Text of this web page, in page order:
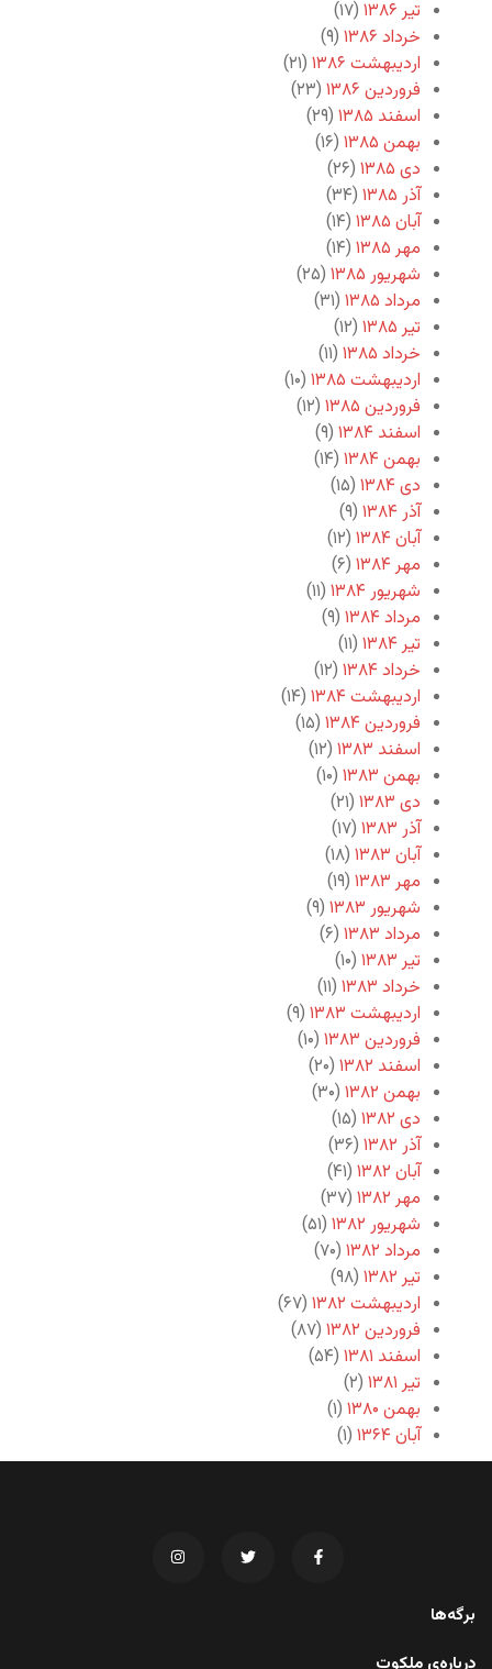
تیر ۱۳۸۶
(۱۷)
خرداد ۱۳۸۶
(۹)
اردیبهشت ۱۳۸۶
(۲۱)
فروردین ۱۳۸۶
(۲۳)
اسفند ۱۳۸۵
(۲۹)
بهمن ۱۳۸۵
(۱۶)
دی ۱۳۸۵
(۲۶)
آذر ۱۳۸۵
(۳۴)
آبان ۱۳۸۵
(۱۴)
مهر ۱۳۸۵
(۱۴)
شهریور ۱۳۸۵
(۲۵)
مرداد ۱۳۸۵
(۳۱)
تیر ۱۳۸۵
(۱۲)
خرداد ۱۳۸۵
(۱۱)
اردیبهشت ۱۳۸۵
(۱۰)
فروردین ۱۳۸۵
(۱۲)
اسفند ۱۳۸۴
(۹)
بهمن ۱۳۸۴
(۱۴)
دی ۱۳۸۴
(۱۵)
آذر ۱۳۸۴
(۹)
آبان ۱۳۸۴
(۱۲)
مهر ۱۳۸۴
(۶)
شهریور ۱۳۸۴
(۱۱)
مرداد ۱۳۸۴
(۹)
تیر ۱۳۸۴
(۱۱)
خرداد ۱۳۸۴
(۱۲)
اردیبهشت ۱۳۸۴
(۱۴)
فروردین ۱۳۸۴
(۱۵)
اسفند ۱۳۸۳
(۱۲)
بهمن ۱۳۸۳
(۱۰)
دی ۱۳۸۳
(۲۱)
آذر ۱۳۸۳
(۱۷)
آبان ۱۳۸۳
(۱۸)
مهر ۱۳۸۳
(۱۹)
شهریور ۱۳۸۳
(۹)
مرداد ۱۳۸۳
(۶)
تیر ۱۳۸۳
(۱۰)
خرداد ۱۳۸۳
(۱۱)
اردیبهشت ۱۳۸۳
(۹)
فروردین ۱۳۸۳
(۱۰)
اسفند ۱۳۸۲
(۲۰)
بهمن ۱۳۸۲
(۳۰)
دی ۱۳۸۲
(۱۵)
آذر ۱۳۸۲
(۳۶)
آبان ۱۳۸۲
(۴۱)
مهر ۱۳۸۲
(۳۷)
شهریور ۱۳۸۲
(۵۱)
مرداد ۱۳۸۲
(۷۰)
تیر ۱۳۸۲
(۹۸)
اردیبهشت ۱۳۸۲
(۶۷)
فروردین ۱۳۸۲
(۸۷)
اسفند ۱۳۸۱
(۵۴)
تیر ۱۳۸۱
(۲)
بهمن ۱۳۸۰
(۱)
آبان ۱۳۶۴
(۱)
برگه‌ها